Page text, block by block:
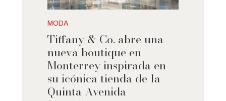
MODA
Tiffany & Co. abre una
nueva boutique en
Monterrey inspirada en
su icónica tienda de la
Quinta Avenida